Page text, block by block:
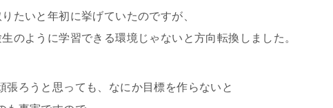
たいと年初に挙げていたのですが、
のように学習できる環境じゃないと方向転換しました。
ろうと思っても、なにか目標を作らないと